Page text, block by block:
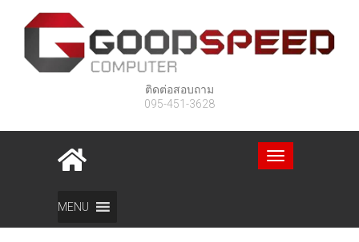
ติดต่อสอบถาม
095-451-3628
Toggle
navigation
MENU
สินค้า